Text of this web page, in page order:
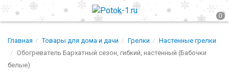
Главная Товары для дома и дачи Грелки
Настенные грелки
Обогреватель Бархатный сезон, гибкий, настенный (Бабочки
белые)